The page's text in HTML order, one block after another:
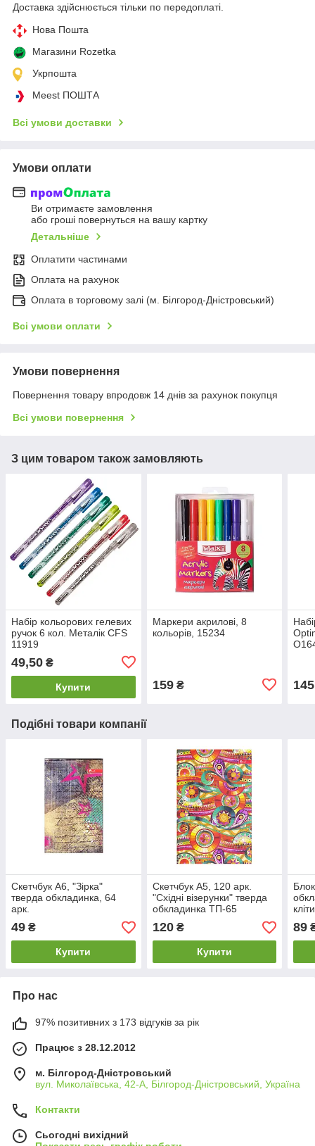
Доставка здійснюється тільки по передоплаті.
Нова Пошта
Магазини Rozetka
Укрпошта
Meest ПОШТА
Всі умови доставки
Умови оплати
Ви отримаєте замовлення
або гроші повернуться на вашу картку
Детальніше
Оплатити частинами
Оплата на рахунок
Оплата в торговому залі (м. Білгород-Дністровський)
Всі умови оплати
Умови повернення
Повернення товару впродовж 14 днів за рахунок покупця
Всі умови повернення
З цим товаром також замовляють
Набір кольорових гелевих
ручок 6 кол. Металік CFS
11919
49,50 ₴
Купити
Маркери акрилові, 8
кольорів, 15234
159₴ 145
Подібні товари компанії
Скетчбук А6, "Зірка"
тверда обкладинка, 64
арк.
49 ₴
Купити
Скетчбук А5, 120 арк.
"Східні візерунки" тверда
обкладинка ТП-65
120₴
Купити
ТТБ
89
Про нас
97% позитивних з 173 відгуків за рік
Працює з 28.12.2012
м. Білгород-Дністровський
вул. Миколаївська, 42-А, Білгород-Дністровський, Україна
Контакти
Сьогодні вихідний